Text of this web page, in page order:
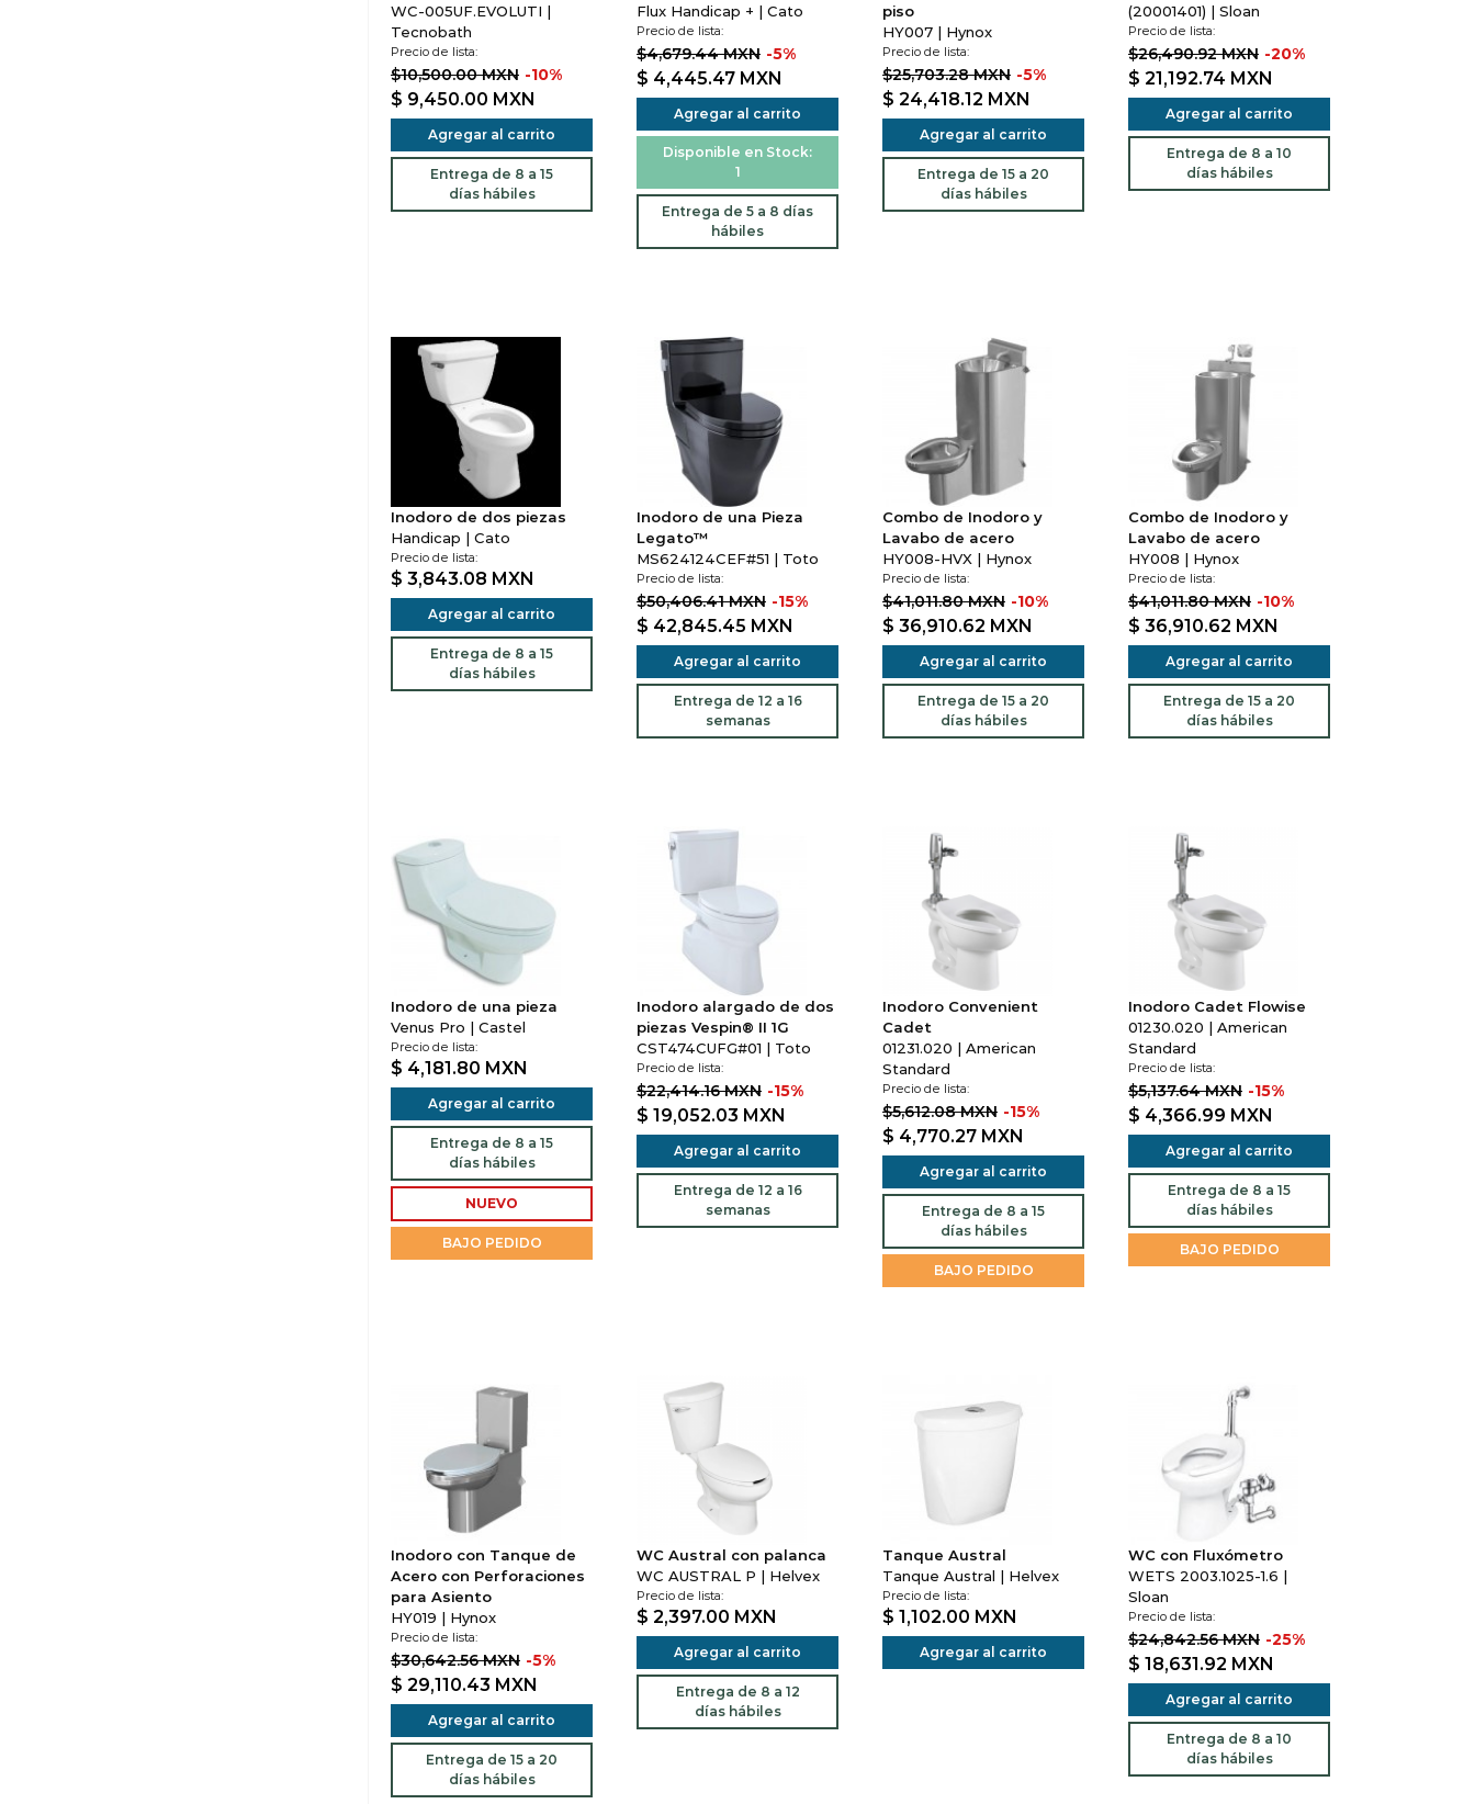
WC-005UF.EVOLUTI |
Tecnobath
Precio de lista:
$10,500.00 MXN -10%
$ 9,450.00 MXN
Agregar al carrito
Entrega de 8 a 15
días hábiles
Flux Handicap + | Cato
Precio de lista:
$4,679.44 MXN -5%
$ 4,445.47 MXN
Agregar al carrito
Disponible en Stock:
1
Entrega de 5 a 8 días
hábiles
piso
HY007 | Hynox
Precio de lista:
$25,703.28 MXN -5%
$ 24,418.12 MXN
Agregar al carrito
Entrega de 15 a 20
días hábiles
(20001401) | Sloan
Precio de lista:
$26,490.92 MXN -20%
$ 21,192.74 MXN
Agregar al carrito
Entrega de 8 a 10
días hábiles
Inodoro de dos piezas
Handicap | Cato
Precio de lista:
$ 3,843.08 MXN
Agregar al carrito
Entrega de 8 a 15
días hábiles
Inodoro de una Pieza
Legato™
MS624124CEF#51 | Toto
Precio de lista:
$50,406.41 MXN -15%
$ 42,845.45 MXN
Agregar al carrito
Entrega de 12 a 16
semanas
Combo de Inodoro y
Lavabo de acero
HY008-HVX | Hynox
Precio de lista:
$41,011.80 MXN -10%
$ 36,910.62 MXN
Agregar al carrito
Entrega de 15 a 20
días hábiles
Combo de Inodoro y
Lavabo de acero
HY008 | Hynox
Precio de lista:
$41,011.80 MXN -10%
$ 36,910.62 MXN
Agregar al carrito
Entrega de 15 a 20
días hábiles
Inodoro de una pieza
Venus Pro | Castel
Precio de lista:
$ 4,181.80 MXN
Agregar al carrito
Entrega de 8 a 15
días hábiles
NUEVO
BAJO PEDIDO
Inodoro alargado de dos
piezas Vespin® II 1G
CST474CUFG#01 | Toto
Precio de lista:
$22,414.16 MXN -15%
$ 19,052.03 MXN
Agregar al carrito
Entrega de 12 a 16
semanas
Inodoro Convenient
Cadet
01231.020 | American
Standard
Precio de lista:
$5,612.08 MXN -15%
$ 4,770.27 MXN
Agregar al carrito
Entrega de 8 a 15
días hábiles
BAJO PEDIDO
Inodoro Cadet Flowise
01230.020 | American
Standard
Precio de lista:
$5,137.64 MXN -15%
$ 4,366.99 MXN
Agregar al carrito
Entrega de 8 a 15
días hábiles
BAJO PEDIDO
Inodoro con Tanque de
Acero con Perforaciones
para Asiento
HY019 | Hynox
Precio de lista:
$30,642.56 MXN -5%
$ 29,110.43 MXN
Agregar al carrito
Entrega de 15 a 20
días hábiles
WC Austral con palanca
WC AUSTRAL P | Helvex
Precio de lista:
$ 2,397.00 MXN
Agregar al carrito
Entrega de 8 a 12
días hábiles
Tanque Austral
Tanque Austral | Helvex
Precio de lista:
$ 1,102.00 MXN
Agregar al carrito
WC con Fluxómetro
WETS 2003.1025-1.6 |
Sloan
Precio de lista:
$24,842.56 MXN -25%
$ 18,631.92 MXN
Agregar al carrito
Entrega de 8 a 10
días hábiles